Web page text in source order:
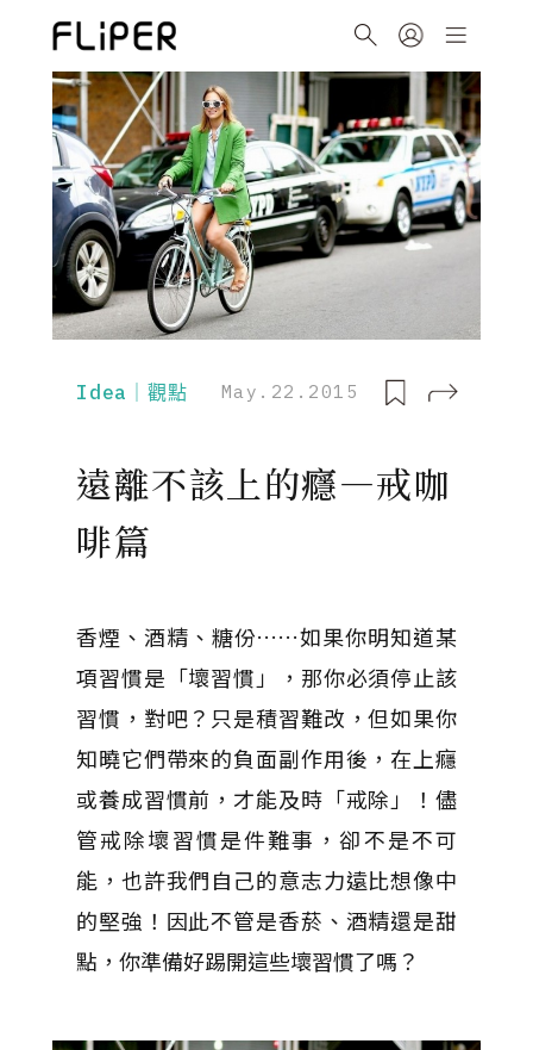
Idea｜觀點 May.22.2015
遠離不該上的癮—戒咖
啡篇
香煙、酒精、糖份……如果你明知道某
項習慣是「壞習慣」，那你必須停止該
習慣，對吧？只是積習難改，但如果你
知曉它們帶來的負面副作用後，在上癮
或養成習慣前，才能及時「戒除」！儘
管戒除壞習慣是件難事，卻不是不可
能，也許我們自己的意志力遠比想像中
的堅強！因此不管是香菸、酒精還是甜
點，你準備好踢開這些壞習慣了嗎？